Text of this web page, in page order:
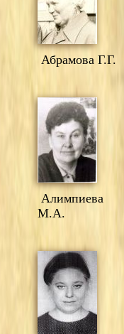
Абрамова Г.Г.
Алимпиева
М.А.